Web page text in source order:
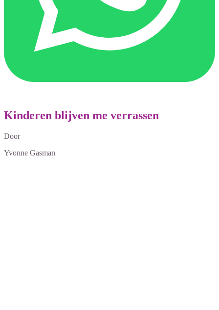
Kinderen blijven me verrassen
Door
Yvonne Gasman